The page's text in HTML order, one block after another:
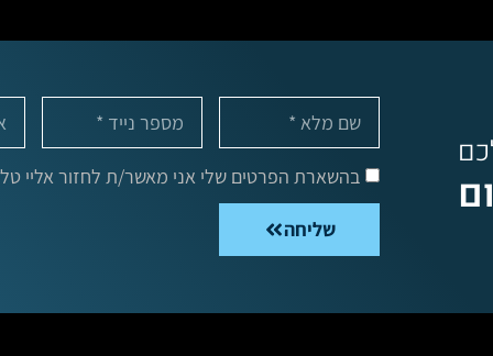
בהשארת הפרטים שלי אני מאשר/ת לחזור אליי
שליחה